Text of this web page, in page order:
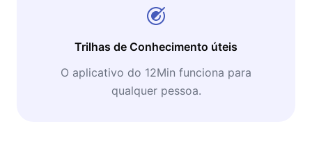
Trilhas de Conhecimento úteis
O aplicativo do 12Min funciona para
qualquer pessoa.